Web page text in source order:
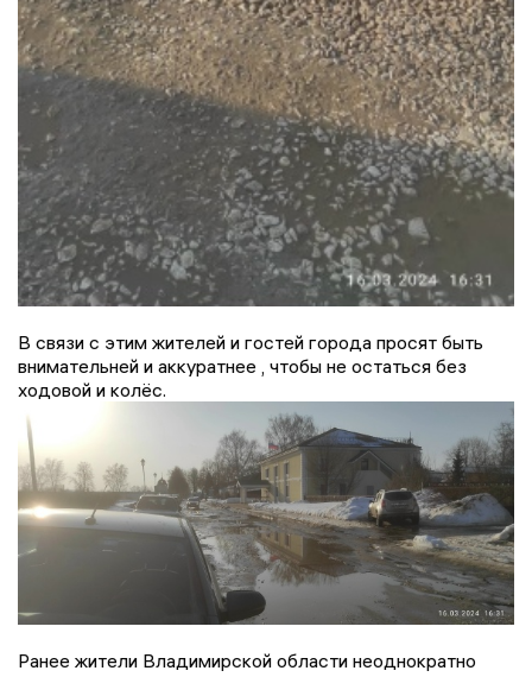
В связи с этим жителей и гостей города просят быть
внимательней и аккуратнее , чтобы не остаться без
ходовой и колёс.
Ранее жители Владимирской области неоднократно